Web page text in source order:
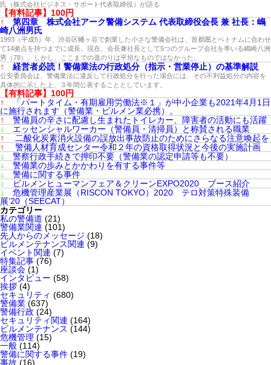
氏（株式会社ビジネス・サポート代表取締役）が語る
【有料記事】100円
↑
第四章 株式会社アーク警備システム 代表取締役会長 兼 社長：嶋
崎八洲男氏
1993（平成5）年、渋谷区幡ヶ谷で創業した小さな警備会社は、首都圏とベトナムに合わせ
て14拠点を持つまでに成長。現在、会長兼社長として5つのグループ会社を率いる嶋崎八洲
男（78）。しかし、ここまでの道のりは平坦なものではなかった。
↑ 経営者必読！警備業法の行政処分（指示・営業停止）の基準解説
公安委員会は、警備業法に違反して行政処分を行った場合には、その不利益処分の内容を
具体的に示した上、３年間公表することとしています。
【有料記事】100円
↑
「パートタイム・有期雇用労働法※１」が中小企業も2021年4月1日
に施行されます（警備業・ビルメン業必携）。
↑
警備員の辛さに配慮し生まれたトイレカー、障害者の活動にも活躍
↓
エッセンシャルワーカー（警備員・清掃員）と称賛される職業
↑
二酸化炭素消火設備の誤放出事故防止のためにさらなる注意喚起を
↑
警備人材育成センター令和２年の資格取得状況と今後の実施計画
↓
警察行政手続きで押印不要（警備業の認定申請等も不要）
↓
警備業の歩みとかかわりを有する事件等
↓
警備に関する事件
↓
ビルメンヒューマンフェア＆クリーンEXPO2020 ブース紹介
↓
危機管理産業展（RISCON TOKYO）2020 テロ対策特殊装備
展’20（SEECAT）
カテゴリー
私の警備道 (21)
警備業関連 (101)
先人からのメッセージ (18)
ビルメンテナンス関連 (9)
イベント関連 (7)
特集記事 (76)
座談会 (1)
インタビュー (58)
挨拶 (4)
セキュリティ (680)
警備業 (637)
警備行政 (24)
セキュリティ関連 (164)
ビルメンテナンス (144)
危機管理 (15)
一般 (114)
警備に関する事件 (19)
事故 (16)